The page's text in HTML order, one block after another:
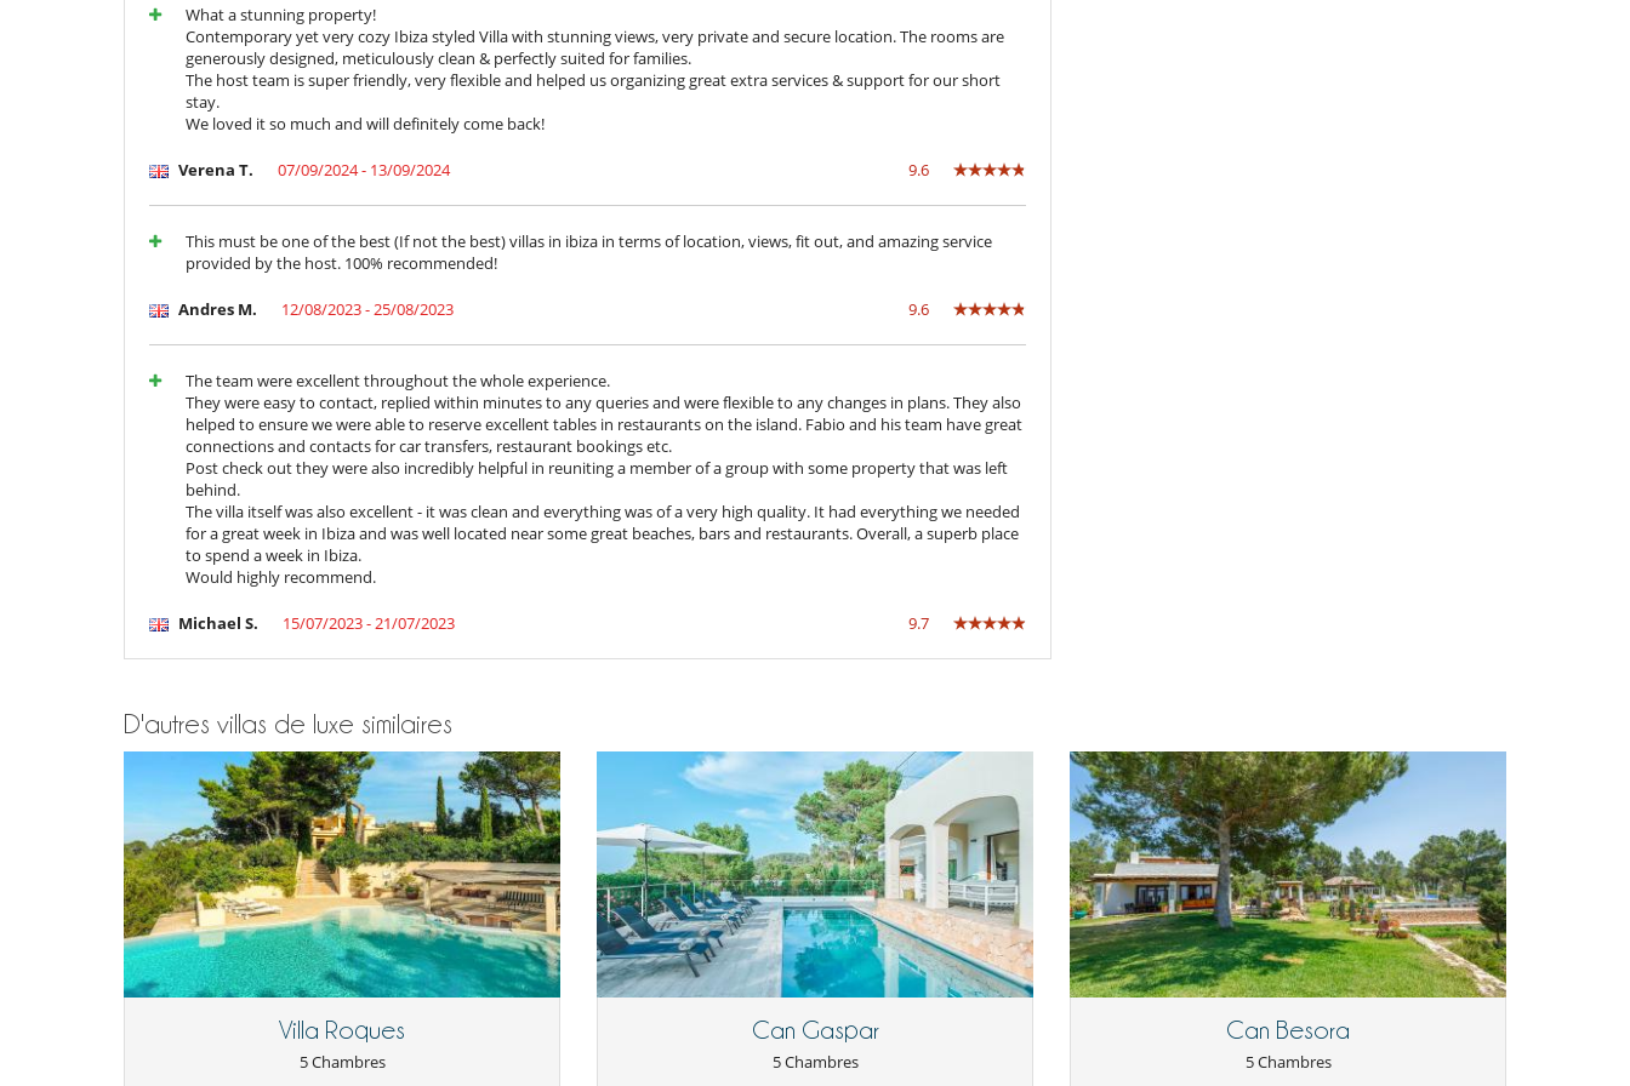
Livres pour enfants
Equipement, installations, évènements
Extincteur
Loisirs, bien-être & activités sportives
Piscine à filtration sel
Pour votre confort et votre agrément
Cheminée
What a stunning property!
Contemporary yet very cozy Ibiza styled Villa with stunning views, very private and secure location. The rooms are
generously designed, meticulously clean & perfectly suited for families.
The host team is super friendly, very flexible and helped us organizing great extra services & support for our short
stay.
We loved it so much and will definitely come back!
Verena T. 07/09/2024 - 13/09/2024 9.6
This must be one of the best (If not the best) villas in ibiza in terms of location, views, fit out, and amazing service
provided by the host. 100% recommended!
Andres M. 12/08/2023 - 25/08/2023 9.6
The team were excellent throughout the whole experience.
They were easy to contact, replied within minutes to any queries and were flexible to any changes in plans. They also
helped to ensure we were able to reserve excellent tables in restaurants on the island. Fabio and his team have great
connections and contacts for car transfers, restaurant bookings etc.
Post check out they were also incredibly helpful in reuniting a member of a group with some property that was left
behind.
The villa itself was also excellent - it was clean and everything was of a very high quality. It had everything we needed
for a great week in Ibiza and was well located near some great beaches, bars and restaurants. Overall, a superb place
to spend a week in Ibiza.
Would highly recommend.
Michael S. 15/07/2023 - 21/07/2023 9.7
D'autres villas de luxe similaires
Villa Roques
5 Chambres
Can Gaspar
5 Chambres
Can Besora
5 Chambres